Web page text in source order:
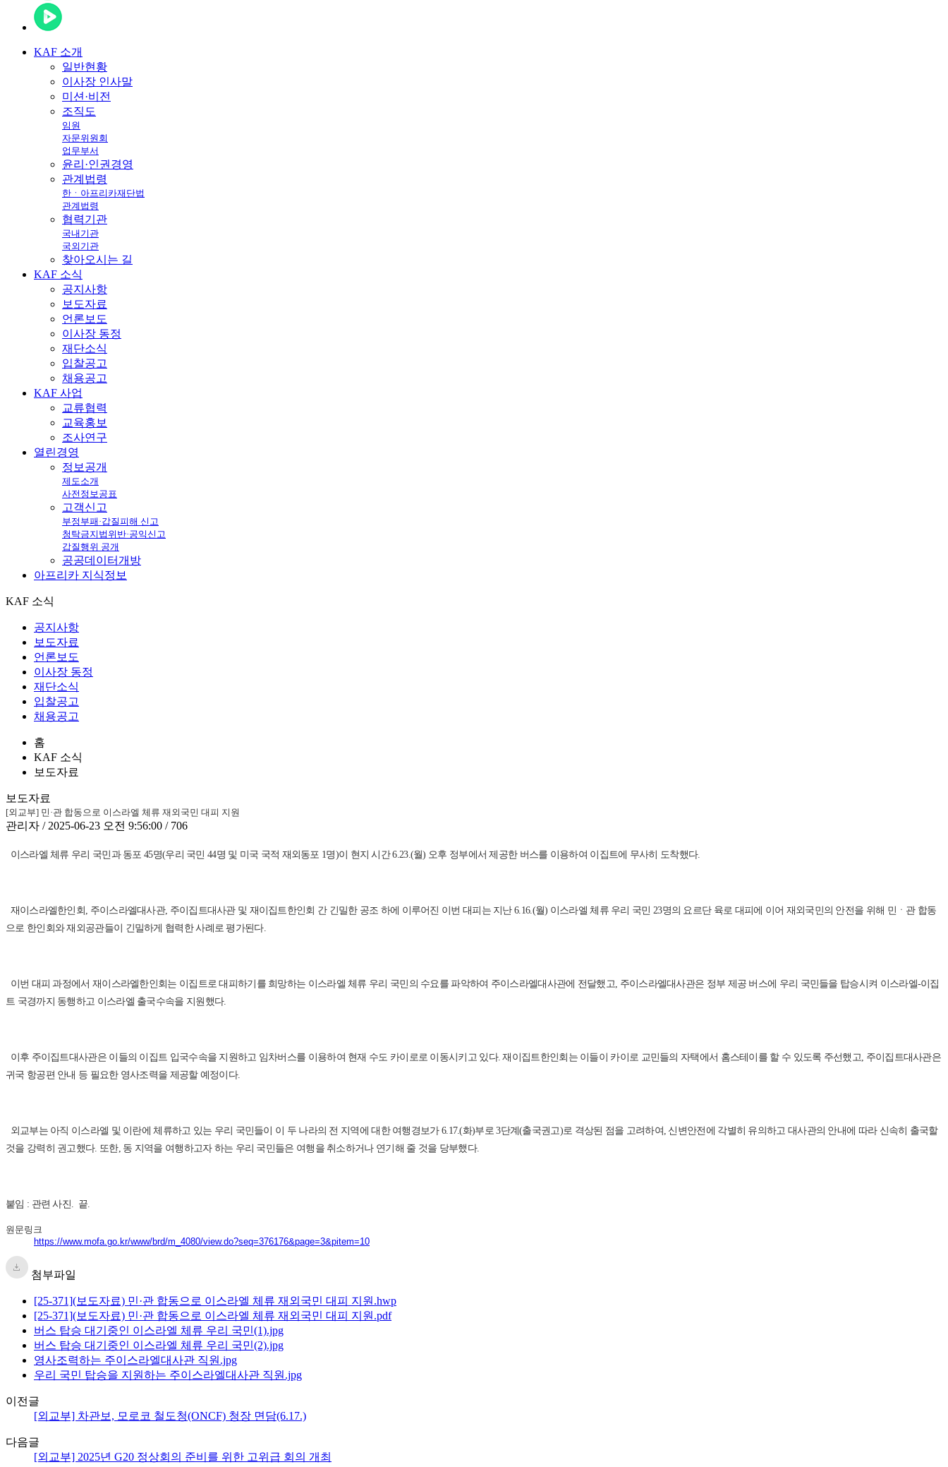
KAF 소개
일반현황
이사장 인사말
미션·비전
조직도
임원
자문위원회
업무부서
윤리·인권경영
관계법령
한ㆍ아프리카재단법
관계법령
협력기관
국내기관
국외기관
찾아오시는 길
KAF 소식
공지사항
보도자료
언론보도
이사장 동정
재단소식
입찰공고
채용공고
KAF 사업
교류협력
교육홍보
조사연구
열린경영
정보공개
제도소개
사전정보공표
고객신고
부정부패·갑질피해 신고
청탁금지법위반·공익신고
갑질행위 공개
공공데이터개방
아프리카 지식정보
KAF 소식
공지사항
보도자료
언론보도
이사장 동정
재단소식
입찰공고
채용공고
홈
KAF 소식
보도자료
보도자료
[외교부] 민·관 합동으로 이스라엘 체류 재외국민 대피 지원
관리자 / 2025-06-23 오전 9:56:00 / 706
이스라엘 체류 우리 국민과 동포 45명(우리 국민 44명 및 미국 국적 재외동포 1명)이 현지 시간 6.23.(월) 오후 정부에서 제공한 버스를 이용하여 이집트에 무사히 도착했다.
재이스라엘한인회, 주이스라엘대사관, 주이집트대사관 및 재이집트한인회 간 긴밀한 공조 하에 이루어진 이번 대피는 지난 6.16.(월) 이스라엘 체류 우리 국민 23명의 요르단 육로 대피에 이어 재외국민의 안전을 위해 민ㆍ관 합동
으로 한인회와 재외공관들이 긴밀하게 협력한 사례로 평가된다.
이번 대피 과정에서 재이스라엘한인회는 이집트로 대피하기를 희망하는 이스라엘 체류 우리 국민의 수요를 파악하여 주이스라엘대사관에 전달했고, 주이스라엘대사관은 정부 제공 버스에 우리 국민들을 탑승시켜 이스라엘-이집
트 국경까지 동행하고 이스라엘 출국수속을 지원했다.
이후 주이집트대사관은 이들의 이집트 입국수속을 지원하고 임차버스를 이용하여 현재 수도 카이로로 이동시키고 있다. 재이집트한인회는 이들이 카이로 교민들의 자택에서 홈스테이를 할 수 있도록 주선했고, 주이집트대사관은
귀국 항공편 안내 등 필요한 영사조력을 제공할 예정이다.
외교부는 아직 이스라엘 및 이란에 체류하고 있는 우리 국민들이 이 두 나라의 전 지역에 대한 여행경보가 6.17.(화)부로 3단계(출국권고)로 격상된 점을 고려하여, 신변안전에 각별히 유의하고 대사관의 안내에 따라 신속히 출국할
것을 강력히 권고했다. 또한, 동 지역을 여행하고자 하는 우리 국민들은 여행을 취소하거나 연기해 줄 것을 당부했다.
붙임 : 관련 사진. 끝.
원문링크
https://www.mofa.go.kr/www/brd/m_4080/view.do?seq=376176&page=3&pitem=10
첨부파일
[25-371](보도자료) 민·관 합동으로 이스라엘 체류 재외국민 대피 지원.hwp
[25-371](보도자료) 민·관 합동으로 이스라엘 체류 재외국민 대피 지원.pdf
버스 탑승 대기중인 이스라엘 체류 우리 국민(1).jpg
버스 탑승 대기중인 이스라엘 체류 우리 국민(2).jpg
영사조력하는 주이스라엘대사관 직원.jpg
우리 국민 탑승을 지원하는 주이스라엘대사관 직원.jpg
이전글
[외교부] 차관보, 모로코 철도청(ONCF) 청장 면담(6.17.)
다음글
[외교부] 2025년 G20 정상회의 준비를 위한 고위급 회의 개최